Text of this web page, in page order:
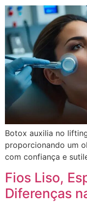
Botox auxilia no
proporcionando um
com confiança e
Fios Liso,
Diferenças